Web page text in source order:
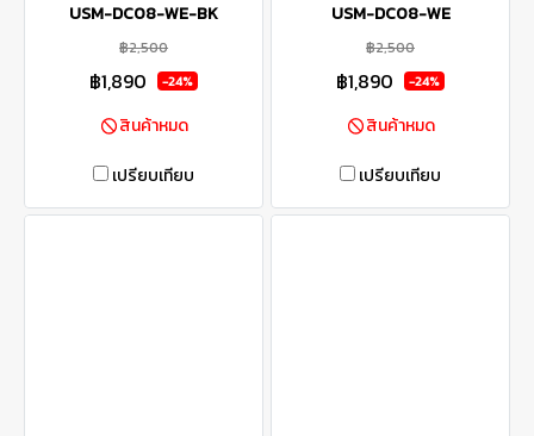
USM-DC08-WE-BK
฿2,500
฿1,890 -24%
สินค้าหมด
เปรียบเทียบ
USM-DC08-WE
฿2,500
฿1,890 -24%
สินค้าหมด
เปรียบเทียบ